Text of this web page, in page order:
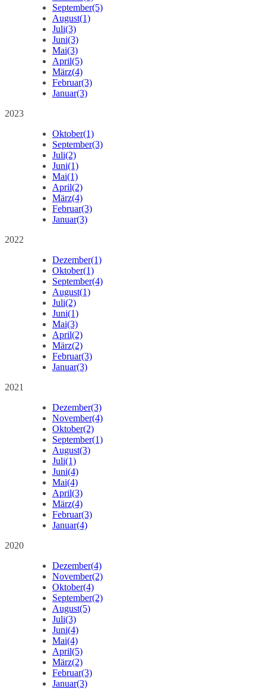
September(5)
August(1)
Juli(3)
Juni(3)
Mai(3)
April(5)
März(4)
Februar(3)
Januar(3)
2023
Oktober(1)
September(3)
Juli(2)
Juni(1)
Mai(1)
April(2)
März(4)
Februar(3)
Januar(3)
2022
Dezember(1)
Oktober(1)
September(4)
August(1)
Juli(2)
Juni(1)
Mai(3)
April(2)
März(2)
Februar(3)
Januar(3)
2021
Dezember(3)
November(4)
Oktober(2)
September(1)
August(3)
Juli(1)
Juni(4)
Mai(4)
April(3)
März(4)
Februar(3)
Januar(4)
2020
Dezember(4)
November(2)
Oktober(4)
September(2)
August(5)
Juli(3)
Juni(4)
Mai(4)
April(5)
März(2)
Februar(3)
Januar(3)